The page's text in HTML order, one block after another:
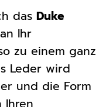
das Duke
Ihr
zu einem ganz
Leder wird
und die Form